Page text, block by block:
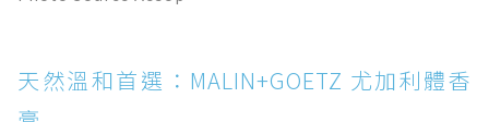
天然溫和首選：MALIN+GOETZ 尤加利體香